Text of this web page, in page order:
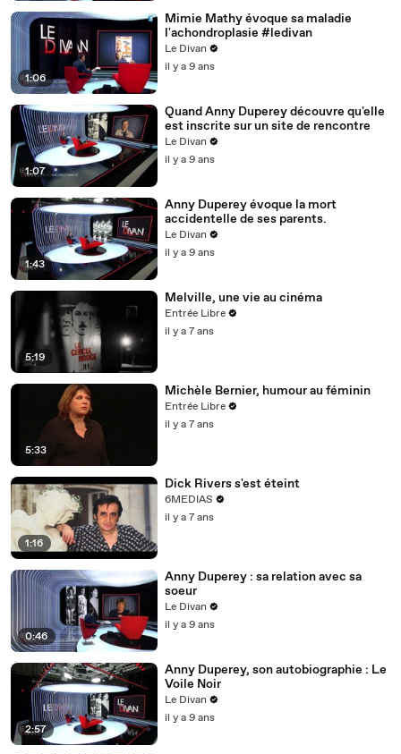
1:06
Mimie Mathy évoque sa maladie
l'achondroplasie #ledivan
Le Divan
il y a 9 ans
1:07
Quand Anny Duperey découvre qu'elle
est inscrite sur un site de rencontre
Le Divan
il y a 9 ans
1:43
Anny Duperey évoque la mort
accidentelle de ses parents.
Le Divan
il y a 9 ans
5:19
Melville, une vie au cinéma
Entrée Libre
il y a 7 ans
5:33
Michèle Bernier, humour au féminin
Entrée Libre
il y a 7 ans
1:16
Dick Rivers s'est éteint
6MEDIAS
il y a 7 ans
0:46
Anny Duperey : sa relation avec sa
soeur
Le Divan
il y a 9 ans
2:57
Anny Duperey, son autobiographie : Le
Voile Noir
Le Divan
il y a 9 ans